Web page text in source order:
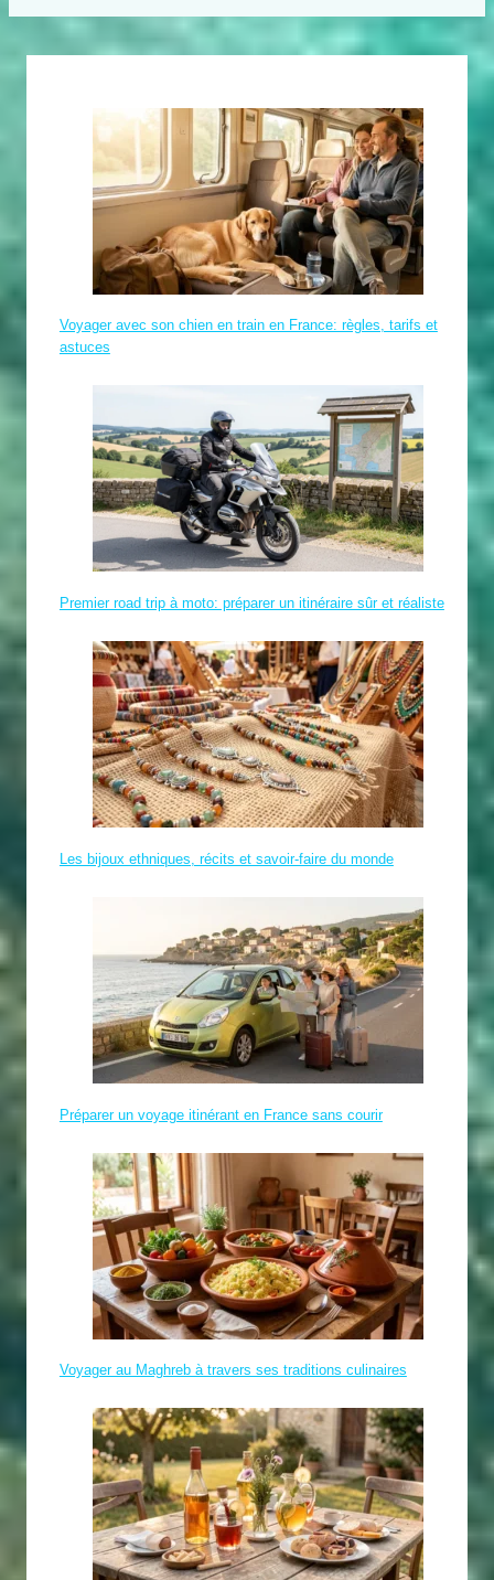
Voyager avec son chien en train en France: règles, tarifs et
astuces
Premier road trip à moto: préparer un itinéraire sûr et réaliste
Les bijoux ethniques, récits et savoir-faire du monde
Préparer un voyage itinérant en France sans courir
Voyager au Maghreb à travers ses traditions culinaires